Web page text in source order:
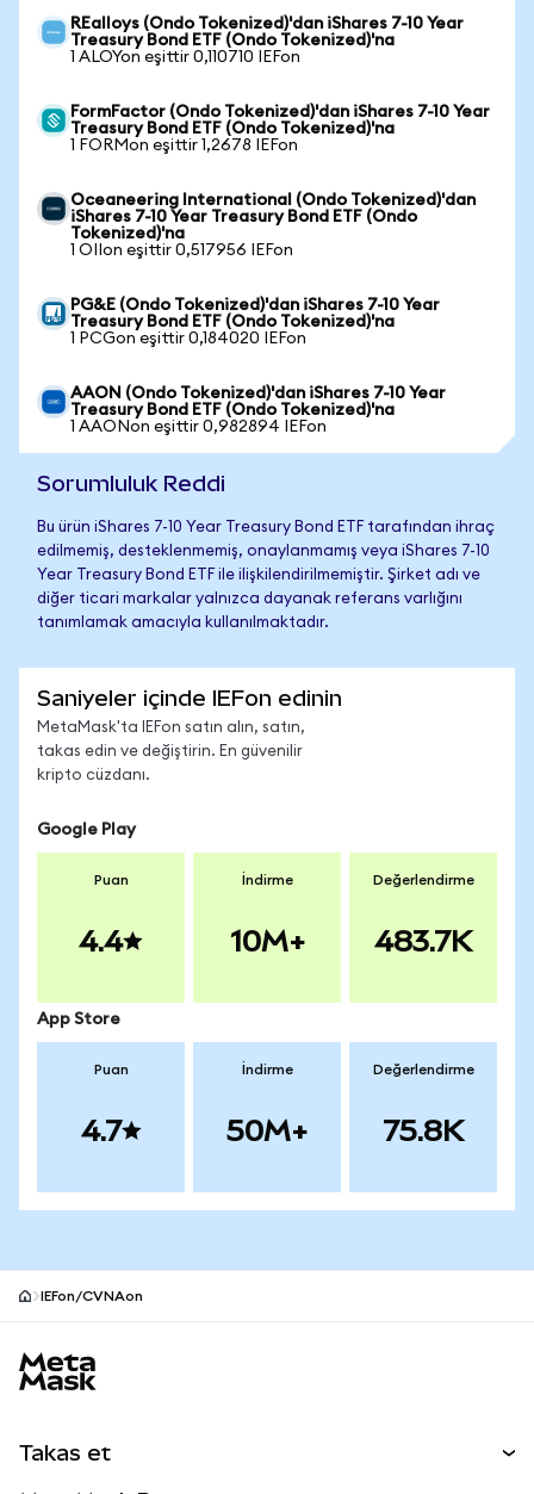
REalloys (Ondo Tokenized)'dan iShares 7-10 Year
Treasury Bond ETF (Ondo Tokenized)'na
1 ALOYon eşittir 0,110710 IEFon
FormFactor (Ondo Tokenized)'dan iShares 7-10 Year
Treasury Bond ETF (Ondo Tokenized)'na
1 FORMon eşittir 1,2678 IEFon
Oceaneering International (Ondo Tokenized)'dan
iShares 7-10 Year Treasury Bond ETF (Ondo
Tokenized)'na
1 OIIon eşittir 0,517956 IEFon
PG&E (Ondo Tokenized)'dan iShares 7-10 Year
Treasury Bond ETF (Ondo Tokenized)'na
1 PCGon eşittir 0,184020 IEFon
AAON (Ondo Tokenized)'dan iShares 7-10 Year
Treasury Bond ETF (Ondo Tokenized)'na
1 AAONon eşittir 0,982894 IEFon
Sorumluluk Reddi
Bu ürün iShares 7-10 Year Treasury Bond ETF tarafından ihraç
edilmemiş, desteklenmemiş, onaylanmamış veya iShares 7-10
Year Treasury Bond ETF ile ilişkilendirilmemiştir. Şirket adı ve
diğer ticari markalar yalnızca dayanak referans varlığını
tanımlamak amacıyla kullanılmaktadır.
Saniyeler içinde IEFon edinin
MetaMask'ta IEFon satın alın, satın,
takas edin ve değiştirin. En güvenilir
kripto cüzdanı.
Google Play
Puan
4.4
İndirme
10M+
Değerlendirme
483.7K
App Store
Puan
4.7
İndirme
50M+
Değerlendirme
75.8K
IEFon/CVNAon
Takas et